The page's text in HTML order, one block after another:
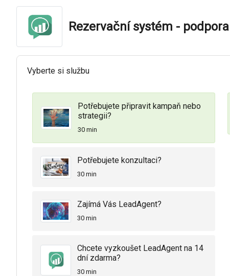
Rezervační systém -
Vyberte si službu
Potřebujete připravit kampaň nebo
strategii?
30 min
Potřebujete konzultaci?
30 min
Zajímá Vás LeadAgent?
30 min
Chcete vyzkoušet LeadAgent na 14
dní zdarma?
30 min